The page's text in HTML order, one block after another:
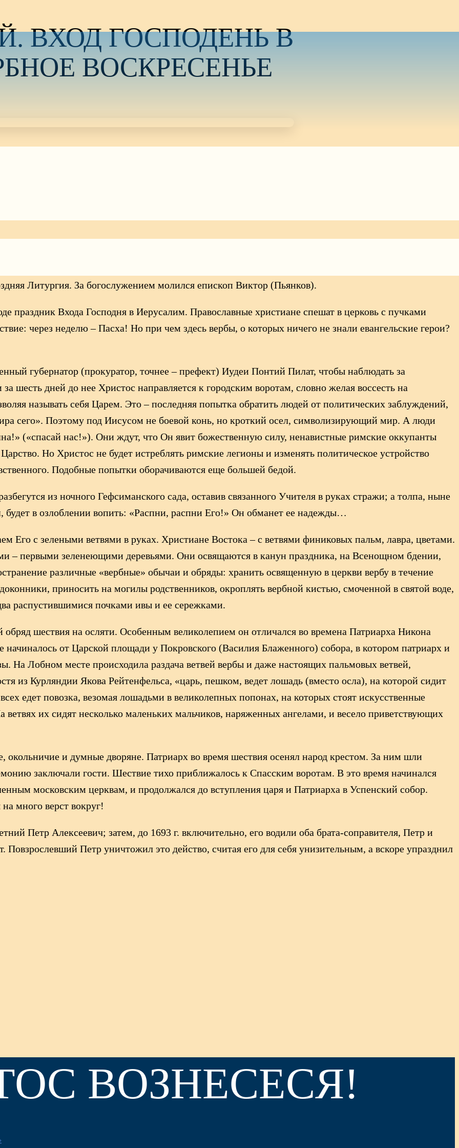
ВХОД ГОСПОДЕНЬ В
ВОСКРЕСЕНЬЕ
празднования Входа Господня в Иерусалим, в Свято-Вознесенском кафедральном соборе
литургии:
embedyt]
embedyt]
Литургия. За богослужением молился епископ Виктор (Пьянков).
праздник Входа Господня в Иерусалим. Православные христиане спешат в церковь с пучками
через неделю – Пасха! Но при чем здесь вербы, о которых ничего не знали евангельские герои?
губернатор (прокуратор, точнее – префект) Иудеи Понтий Пилат, чтобы наблюдать за
шесть дней до нее Христос направляется к городским воротам, словно желая воссесть на
называть себя Царем. Это – последняя попытка обратить людей от политических заблуждений,
сего». Поэтому под Иисусом не боевой конь, но кроткий осел, символизирующий мир. А люди
(«спасай нас!»). Они ждут, что Он явит божественную силу, ненавистные римские оккупанты
Но Христос не будет истреблять римские легионы и изменять политическое устройство
Подобные попытки оборачиваются еще большей бедой.
из ночного Гефсиманского сада, оставив связанного Учителя в руках стражи; а толпа, ныне
в озлоблении вопить: «Распни, распни Его!» Он обманет ее надежды…
Его с зелеными ветвями в руках. Христиане Востока – с ветвями финиковых пальм, лавра, цветами.
– первыми зеленеющими деревьями. Они освящаются в канун праздника, на Всенощном бдении,
различные «вербные» обычаи и обряды: хранить освященную в церкви вербу в течение
приносить на могилы родственников, окроплять вербной кистью, смоченной в святой воде,
распустившимися почками ивы и ее сережками.
шествия на осляти. Особенным великолепием он отличался во времена Патриарха Никона
от Царской площади у Покровского (Василия Блаженного) собора, в котором патриарх и
На Лобном месте происходила раздача ветвей вербы и даже настоящих пальмовых ветвей,
из Курляндии Якова Рейтенфельса, «царь, пешком, ведет лошадь (вместо осла), на которой сидит
едет повозка, везомая лошадьми в великолепных попонах, на которых стоят искусственные
их сидят несколько маленьких мальчиков, наряженных ангелами, и весело приветствующих
окольничие и думные дворяне. Патриарх во время шествия осенял народ крестом. За ним шли
заключали гости. Шествие тихо приближалось к Спасским воротам. В это время начинался
московским церквам, и продолжался до вступления царя и Патриарха в Успенский собор.
много верст вокруг!
Петр Алексеевич; затем, до 1693 г. включительно, его водили оба брата-соправителя, Петр и
Повзрослевший Петр уничтожил это действо, считая его для себя унизительным, а вскоре упразднил
ВОЗНЕСЕСЯ!